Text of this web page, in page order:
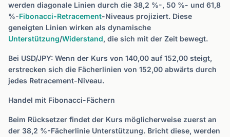
werden diagonale Linien durch die 38,2 %-, 50 %- und 61,8
%-Fibonacci-Retracement-Niveaus projiziert. Diese
geneigten Linien wirken als dynamische
Unterstützung/Widerstand, die sich mit der Zeit bewegt.
Bei USD/JPY: Wenn der Kurs von 140,00 auf 152,00 steigt,
erstrecken sich die Fächerlinien von 152,00 abwärts durch
jedes Retracement-Niveau.
Handel mit Fibonacci-Fächern
Beim Rücksetzer findet der Kurs möglicherweise zuerst an
der 38,2 %-Fächerlinie Unterstützung. Bricht diese, werden